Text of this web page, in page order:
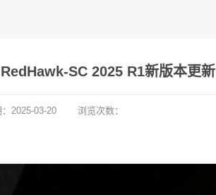
SC 2025 R1新版本更新
2025-03-20 浏览次数：